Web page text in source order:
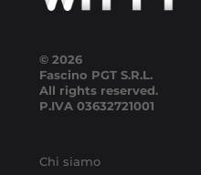
© 2026
Fascino PGT S.R.L.
All rights reserved.
P.IVA 03632721001
Chi siamo